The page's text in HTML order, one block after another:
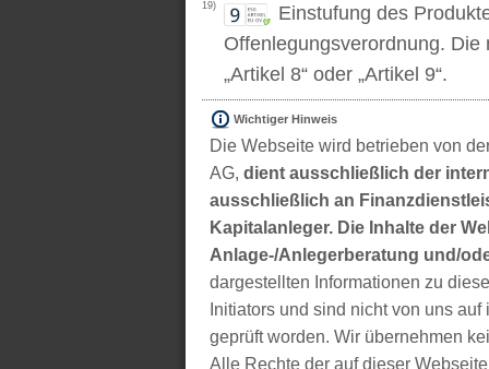
19)
Einstufung des
Offenlegungsverordnung. Die
„Artikel 8“ oder „Artikel 9“.
Wichtiger Hinweis
Die Webseite wird betrieben von
AG, dient ausschließlich der
ausschließlich an
Kapitalanleger. Die Inhalte der
Anlage-/Anlegerberatung und/
dargestellten Informationen zu
Initiators und sind nicht von uns
geprüft worden. Wir übernehmen
Alle Rechte der auf dieser